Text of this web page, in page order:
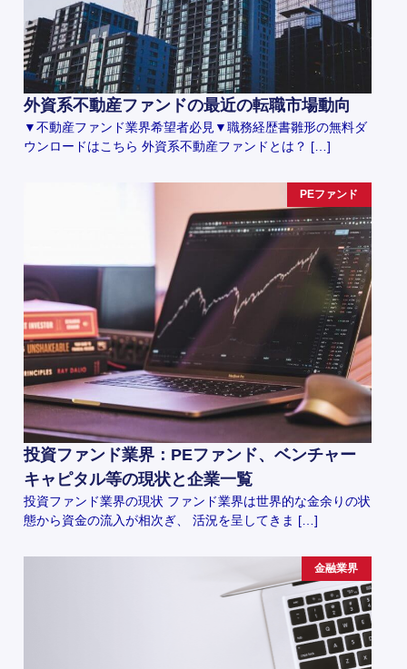
外資系不動産ファンドの最近の転職市場動向
▼不動産ファンド業界希望者必見▼職務経歴書雛形の無料ダ
ウンロードはこちら 外資系不動産ファンドとは？ […]
PEファンド
投資ファンド業界：PEファンド、ベンチャー
キャピタル等の現状と企業一覧
投資ファンド業界の現状 ファンド業界は世界的な金余りの状
態から資金の流入が相次ぎ、 活況を呈してきま […]
金融業界